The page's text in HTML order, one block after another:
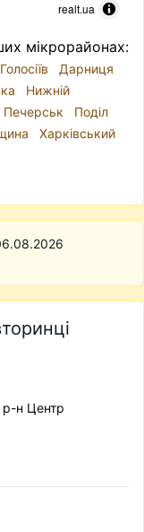
realt.ua
мікрорайонах:
Голосіїв
Дарниця
Нижній
Печерськ
Поділ
Харківський
н Центр